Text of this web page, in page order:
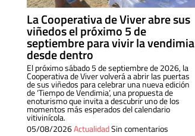
La Cooperativa de Viver abre sus
viñedos el próximo 5 de
septiembre para vivir la vendimia
desde dentro
El próximo sábado 5 de septiembre de 2026, la
Cooperativa de Viver volverá a abrir las puertas
de sus viñedos para celebrar una nueva edición
de ‘Tiempo de Vendimia’, una propuesta de
enoturismo que invita a descubrir uno de los
momentos más esperados del calendario
vitivinícola.
05/08/2026ActualidadSin comentarios